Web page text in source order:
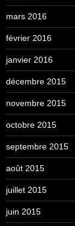
mars 2016
février 2016
janvier 2016
décembre 2015
novembre 2015
octobre 2015
septembre 2015
août 2015
juillet 2015
juin 2015